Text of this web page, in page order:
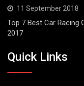
11 September 2018
Top 7 Best Car Racing
2017
Quick Links